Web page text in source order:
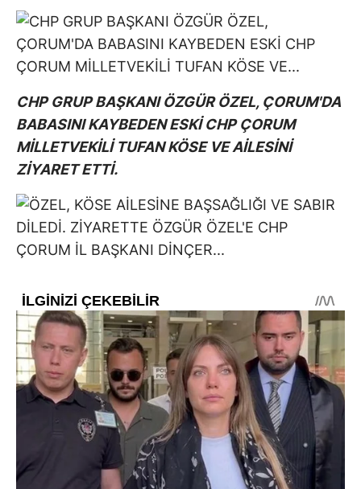
CHP GRUP BAŞKANI ÖZGÜR ÖZEL, ÇORUM'DA
BABASINI KAYBEDEN ESKİ CHP ÇORUM
MİLLETVEKİLİ TUFAN KÖSE VE AİLESİNİ
ZİYARET ETTİ.